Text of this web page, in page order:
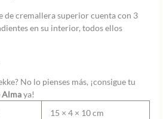
de cremallera superior cuenta con 3
en su interior, todos ellos
No lo pienses más, ¡consigue tu
Almaya!
15 × 4 × 10 cm